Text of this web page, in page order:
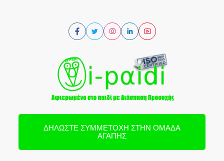
ΔΗΛΏΣΤΕ ΣΥΜΜΕΤΟΧΉ ΣΤΗΝ ΟΜΆΔΑ
ΑΓΆΠΗΣ